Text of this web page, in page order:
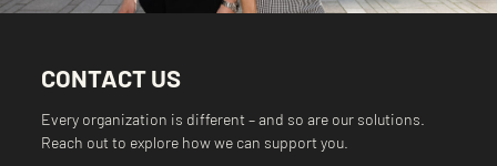
CONTACT US
Every organization is different – and so are our solutions.
Reach out to explore how we can support you.